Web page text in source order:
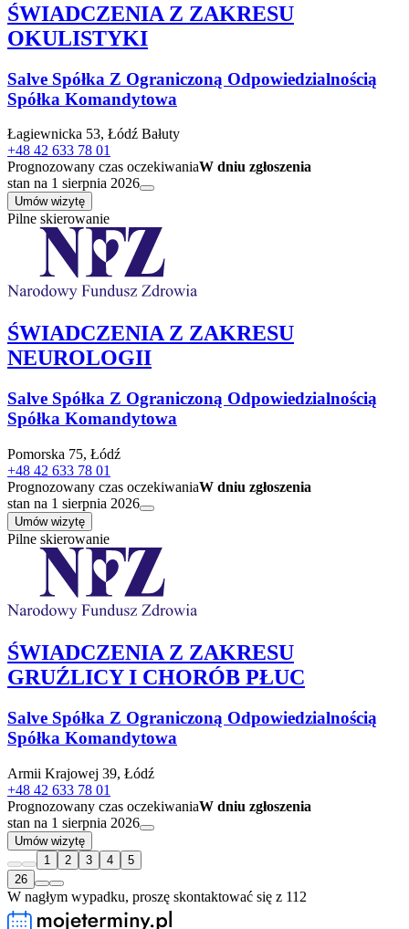
ŚWIADCZENIA Z ZAKRESU
OKULISTYKI
Salve Spółka Z Ograniczoną Odpowiedzialnością
Spółka Komandytowa
Łagiewnicka 53, Łódź Bałuty
+48 42 633 78 01
Prognozowany czas oczekiwaniaW dniu zgłoszenia
stan na 1 sierpnia 2026
Umów wizytę
Pilne skierowanie
ŚWIADCZENIA Z ZAKRESU
NEUROLOGII
Salve Spółka Z Ograniczoną Odpowiedzialnością
Spółka Komandytowa
Pomorska 75, Łódź
+48 42 633 78 01
Prognozowany czas oczekiwaniaW dniu zgłoszenia
stan na 1 sierpnia 2026
Umów wizytę
Pilne skierowanie
ŚWIADCZENIA Z ZAKRESU
GRUŹLICY I CHORÓB PŁUC
Salve Spółka Z Ograniczoną Odpowiedzialnością
Spółka Komandytowa
Armii Krajowej 39, Łódź
+48 42 633 78 01
Prognozowany czas oczekiwaniaW dniu zgłoszenia
stan na 1 sierpnia 2026
Umów wizytę
1
2 3 4
5
26
W nagłym wypadku, proszę skontaktować się z 112